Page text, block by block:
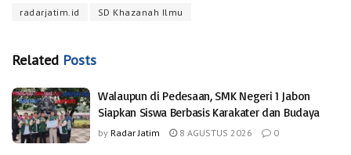
radarjatim.id
SD Khazanah Ilmu
Related Posts
Walaupun di Pedesaan, SMK Negeri 1 Jabon
Siapkan Siswa Berbasis Karakater dan Budaya
by Radar Jatim 8 AGUSTUS 2026 0